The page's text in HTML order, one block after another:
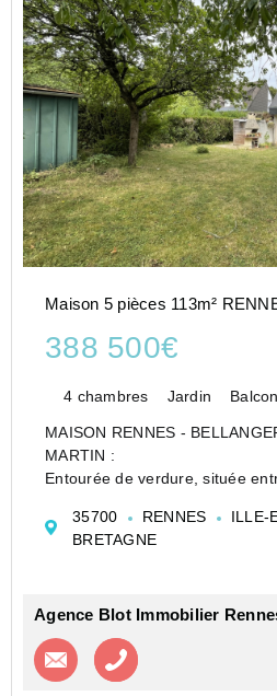
Maison 5 pièces 113m²
388 500€
4 chambres Jardin Balcon
MAISON RENNES -
MARTIN :
Entourée de verdure, située
Maison familiale composée ;
Au rez-de-chaussée, d'une
35700 RENNES
ILLE-
BRETAGNE
Agence Blot Immobilier
Contacter l'agence